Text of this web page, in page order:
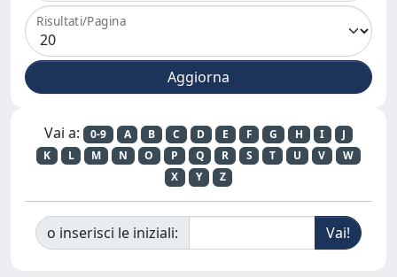
Risultati/Pagina
Vai a: 0-9 A B C D E F G H I
J
K
L M N O P Q R S T U V
W
X
Y Z
o inserisci le iniziali: